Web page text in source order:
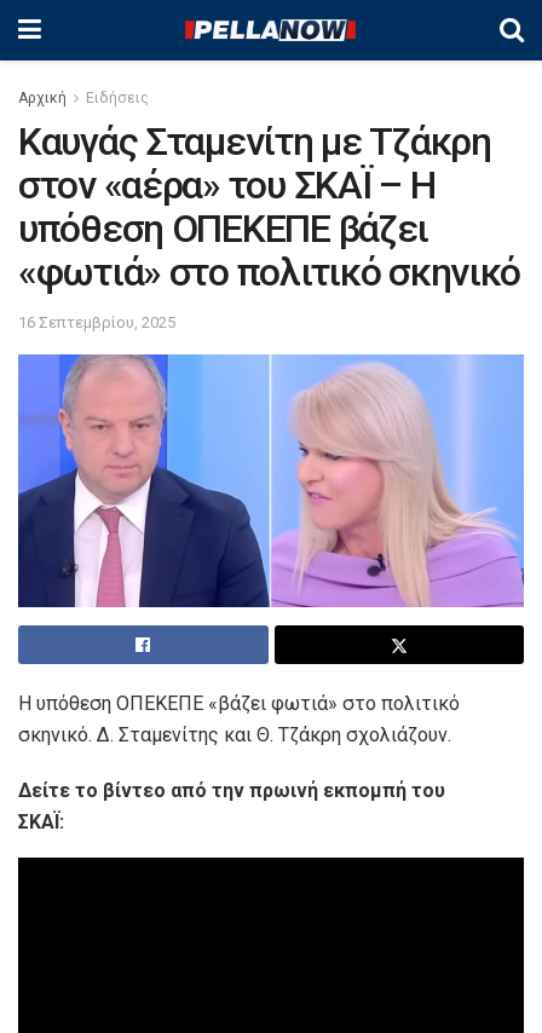
Αρχική Ειδήσεις
Καυγάς Σταμενίτη με Τζάκρη
στον «αέρα» του ΣΚΑΪ – Η
υπόθεση ΟΠΕΚΕΠΕ βάζει
«φωτιά» στο πολιτικό σκηνικό
16 Σεπτεμβρίου, 2025
Η υπόθεση ΟΠΕΚΕΠΕ «βάζει φωτιά» στο πολιτικό
σκηνικό. Δ. Σταμενίτης και Θ. Τζάκρη σχολιάζουν.
Δείτε το βίντεο από την πρωινή εκπομπή του
ΣΚΑΪ: